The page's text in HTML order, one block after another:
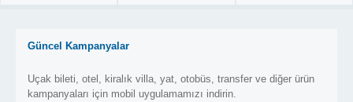
Güncel Kampanyalar
Uçak bileti, otel, kiralık villa, yat, otobüs, transfer ve diğer ürün
kampanyaları için mobil uygulamamızı indirin.